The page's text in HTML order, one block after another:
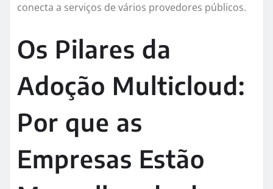
conecta a serviços de vários provedores públicos.
Os Pilares da
Adoção Multicloud:
Por que as
Empresas Estão